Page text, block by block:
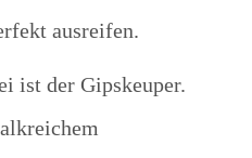
ausreifen.
ist der Gipskeuper.